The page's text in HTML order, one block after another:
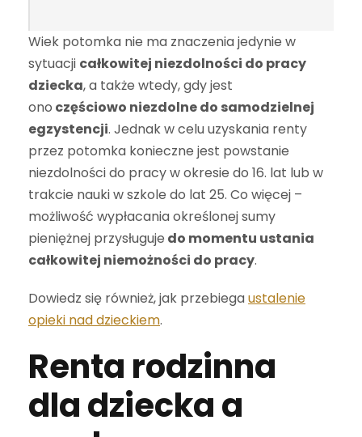
Wiek potomka nie ma znaczenia jedynie w
sytuacji całkowitej niezdolności do pracy
dziecka, a także wtedy, gdy jest
ono częściowo niezdolne do samodzielnej
egzystencji. Jednak w celu uzyskania renty
przez potomka konieczne jest powstanie
niezdolności do pracy w okresie do 16. lat lub w
trakcie nauki w szkole do lat 25. Co więcej –
możliwość wypłacania określonej sumy
pieniężnej przysługuje do momentu ustania
całkowitej niemożności do pracy.
Dowiedz się również, jak przebiegaustalenie
opieki nad dzieckiem.
Renta rodzinna
dla dziecka a